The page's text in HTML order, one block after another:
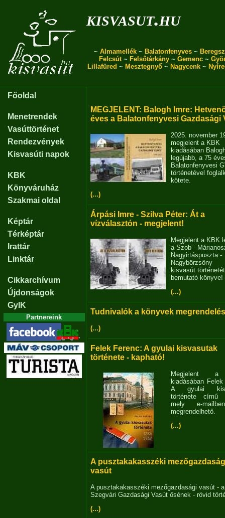
kisvasut.hu
~ Almamellék ~ Balatonfenyves ~
Felcsút~ Felsőtárkány ~ Gemenc ~
Lillafüred ~ Mesztegnyő ~ Nagycenk ~
Főoldal
Menetrendek
Vasúttörténet
Rendezvények
Kisvasúti napok
KBK
Könyváruház
Szakmai oldal
Képtár
Térképtár
Irattár
Linktár
Cikkarchívum
Újdonságok
GyIK
Partnereink
MEGJELENT: Balogh Imre:
éves a Balatonfenyvesi Gazdasági
2025. november
megjelent a KBK
kiadásában
legújabb, a 75
Balatonfenyvesi
történetével
kötete.
(...)
Árpási Imre - Szilva Péter: Át a
vízválasztón - megjelent!
Megjelent a KBK
a Szob -
Nagyirtáspuszta -
Nagybörzsöny
kisvasút történetét
bemutató könyve!
(...)
Tudnivalók a könyvek
(...)
Felek Ferenc: A gyulai kisvasutak
története - kapható!
Megjelent
kiadásában
A gyulai
története című
mely e-
megrendelhető.
(...)
A pusztakakasszéki
vasút
A pusztakakasszéki mezőgazdasági vasút - a
Szegvári Gazdasági Vasút ősének - rövid
(...)